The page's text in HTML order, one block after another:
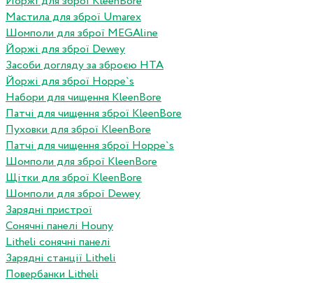
Мастила для зброї Umarex
Шомполи для зброї MEGAline
Йоржі для зброї Dewey
Засоби догляду за зброєю HTA
Йоржі для зброї Hoppe`s
Набори для чищення KleenBore
Патчі для чищення зброї KleenBore
Пуховки для зброї KleenBore
Патчі для чищення зброї Hoppe`s
Шомполи для зброї KleenBore
Щітки для зброї KleenBore
Шомполи для зброї Dewey
Зарядні пристрої
Сонячні панелі Houny
Litheli сонячні панелі
Зарядні станції Litheli
Повербанки Litheli